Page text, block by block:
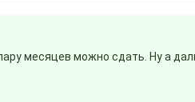
месяцев можно сдать. Ну а